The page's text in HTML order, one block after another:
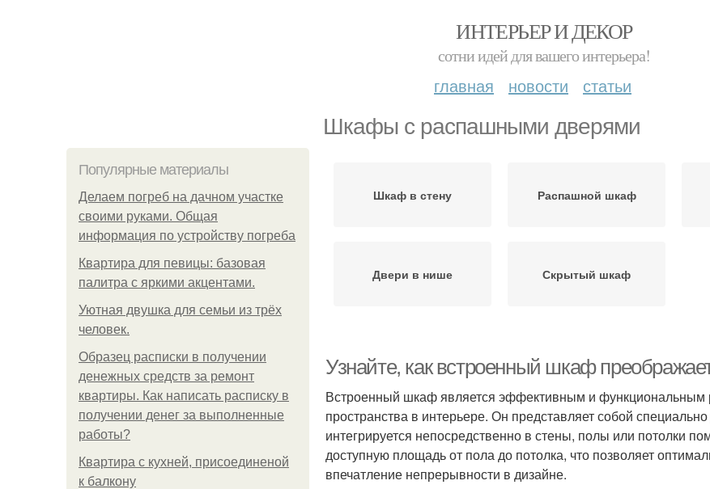
ИНТЕРЬЕР И ДЕКОР
сотни идей для вашего интерьера!
главная новости статьи
Шкафы с распашными дверями
Популярные материалы
Делаем погреб на дачном участке
своими руками. Общая
информация по устройству погреба
Квартира для певицы: базовая
палитра с яркими акцентами.
Уютная двушка для семьи из трёх
человек.
Образец расписки в получении
денежных средств за ремонт
квартиры. Как написать расписку в
получении денег за выполненные
работы?
Квартира с кухней, присоединеной
к балкону
Шкаф в стену Распашной шкаф
Двери в нише Скрытый шкаф
Узнайте, как встроенный шкаф
Встроенный шкаф является эффективным и функциональным
пространства в интерьере. Он представляет собой
интегрируется непосредственно в стены, полы или потолки
доступную площадь от пола до потолка, что позволяет
впечатление непрерывности в дизайне.